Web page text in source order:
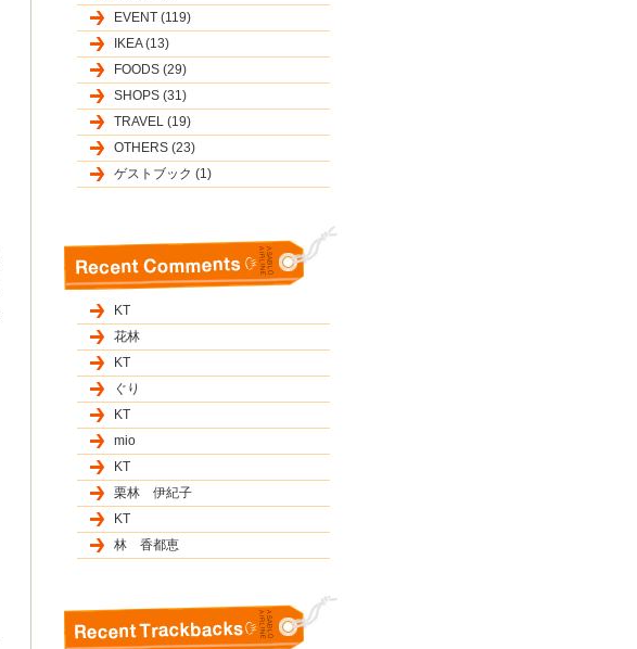
EVENT (119)
IKEA (13)
FOODS (29)
SHOPS (31)
TRAVEL (19)
OTHERS (23)
ゲストブック (1)
KT
花林
KT
ぐり
KT
mio
KT
栗林 伊紀子
KT
林 香都恵